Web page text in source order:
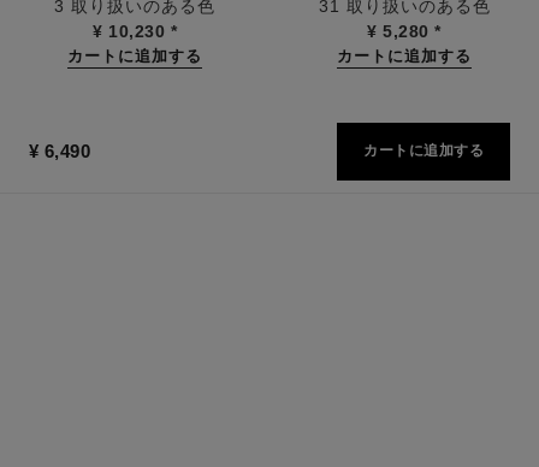
3 取り扱いのある色
¥ 10,230 *
カートに追加する
31 取り扱いのある色
¥ 5,280*
カートに追加する
¥ 6,490 カートに追加する